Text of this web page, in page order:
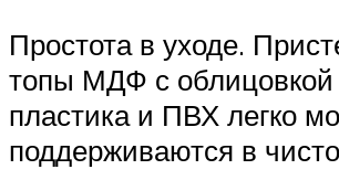
Простота в уходе.
топы МДФ с облицовкой
пластика и ПВХ легко
поддерживаются в